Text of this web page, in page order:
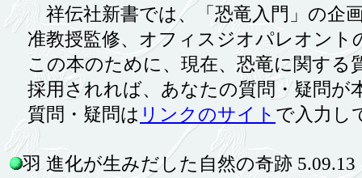
祥伝社新書では、「恐竜入門」の企画
准教授監修、オフィスジオパレオント
この本のために、現在、恐竜に関する
採用されれば、あなたの質問・疑問が
質問・疑問は リンクのサイト で入力し
羽 進化が生みだした自然の奇跡 5.09.13